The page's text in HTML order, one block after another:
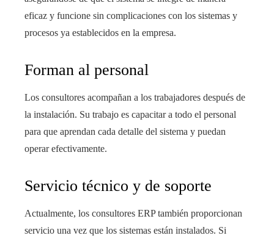
eficaz y funcione sin complicaciones con los sistemas y
procesos ya establecidos en la empresa.
Forman al personal
Los consultores acompañan a los trabajadores después de
la instalación. Su trabajo es capacitar a todo el personal
para que aprendan cada detalle del sistema y puedan
operar efectivamente.
Servicio técnico y de soporte
Actualmente, los consultores ERP también proporcionan
servicio una vez que los sistemas están instalados. Si